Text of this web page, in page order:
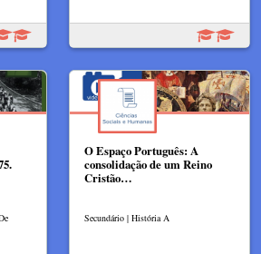
O Espaço Português: A
consolidação de um Reino
Cristão…
Secundário | História A